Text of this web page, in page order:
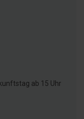
ab 15 Uhr